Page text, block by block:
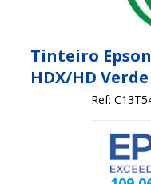
Tinteiro
HDX/HD
Ref: